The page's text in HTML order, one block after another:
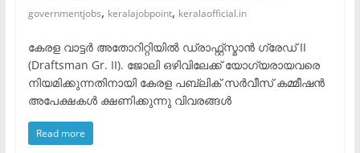
governmentjobs, keralajobpoint, keralaofficial.in
കേരള വാട്ടർ അതോറിറ്റിയിൽ ഡ്രാഫ്റ്റ്‌സ്മാൻ ഗ്രേഡ് II
(Draftsman Gr. II). ജോലി ഒഴിവിലേക്ക് യോഗ്യരായവരെ
നിയമിക്കുന്നതിനായി കേരള പബ്ലിക് സർവീസ് കമ്മീഷൻ
അപേക്ഷകൾ ക്ഷണിക്കുന്നു വിവരങ്ങൾ
Read more